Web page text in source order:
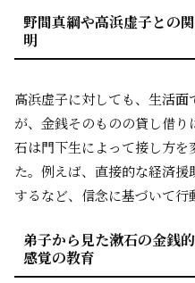
野間真綱や高浜虚子との
明
高浜虚子に対しても、生活
が、金銭そのものの貸し借
石は門下生によって接し方
た。例えば、直接的な経済
するなど、信念に基づいて行
弟子から見た漱石の金銭
感覚の教育